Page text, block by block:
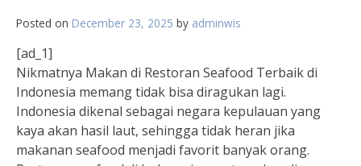
Posted on December 23, 2025 by adminwis
[ad_1]
Nikmatnya Makan di Restoran Seafood Terbaik di
Indonesia memang tidak bisa diragukan lagi.
Indonesia dikenal sebagai negara kepulauan yang
kaya akan hasil laut, sehingga tidak heran jika
makanan seafood menjadi favorit banyak orang.